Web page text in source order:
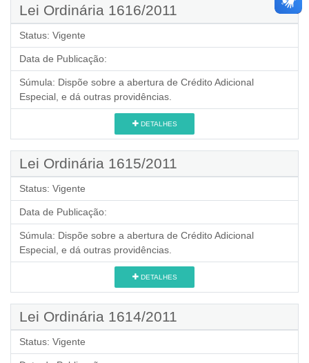
Lei Ordinária 1616/2011
Status: Vigente
Data de Publicação:
Súmula: Dispõe sobre a abertura de Crédito Adicional
Especial, e dá outras providências.
DETALHES
Lei Ordinária 1615/2011
Status: Vigente
Data de Publicação:
Súmula: Dispõe sobre a abertura de Crédito Adicional
Especial, e dá outras providências.
DETALHES
Lei Ordinária 1614/2011
Status: Vigente